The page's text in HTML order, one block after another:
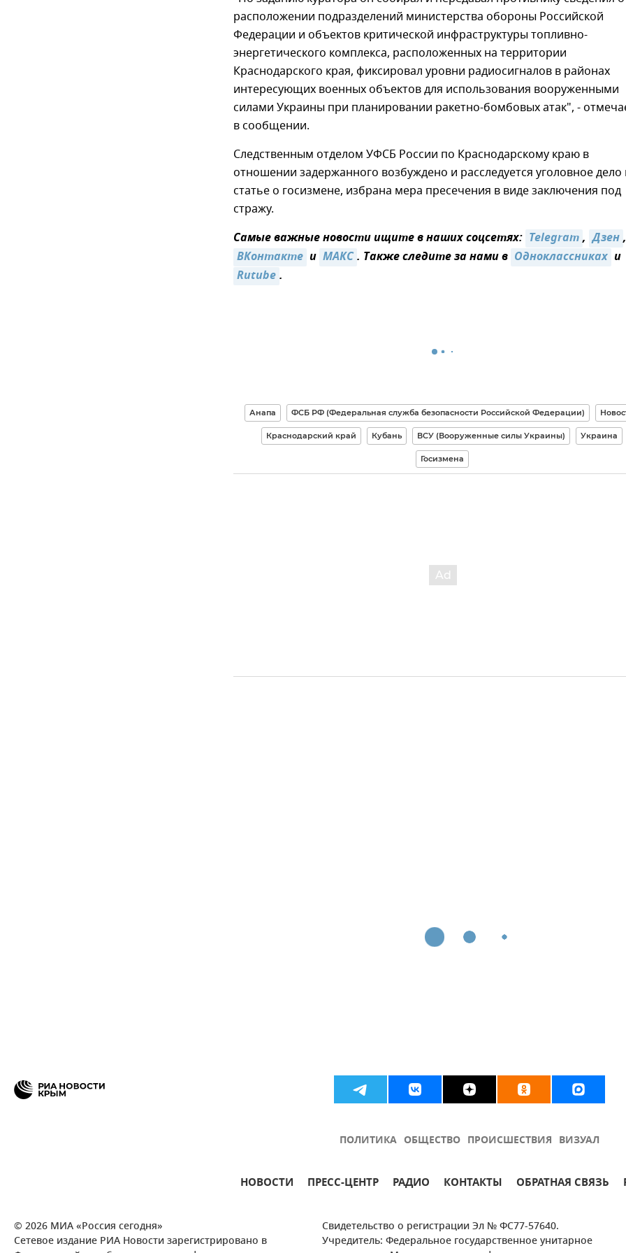
расположении подразделений министерства обороны Российской
Федерации и объектов критической инфраструктуры топливно-
энергетического комплекса, расположенных на территории
Краснодарского края, фиксировал уровни радиосигналов в районах
интересующих военных объектов для использования вооруженными
силами Украины при планировании ракетно-бомбовых атак", -
в сообщении.
Следственным отделом УФСБ России по Краснодарскому краю в
отношении задержанного возбуждено и расследуется уголовное дело
статье о госизмене, избрана мера пресечения в виде заключения под
стражу.
Самые важные новости ищите в наших соцсетях: Telegram, Дзен,
ВКонтакте и MAКС. Также следите за нами в Одноклассниках и
Rutube.
Анапа ФСБ РФ (Федеральная служба безопасности Российской Федерации)
Краснодарский край Кубань ВСУ (Вооруженные силы Украины) Украина
Госизмена
ПОЛИТИКА ОБЩЕСТВО ПРОИСШЕСТВИЯ ВИЗУАЛ
НОВОСТИ ПРЕСС-ЦЕНТР РАДИО КОНТАКТЫ ОБРАТНАЯ СВЯЗЬ
© 2026 МИА «Россия сегодня»
Сетевое издание РИА Новости зарегистрировано в
Свидетельство о регистрации Эл № ФС77-57640.
Учредитель: Федеральное государственное унитарное